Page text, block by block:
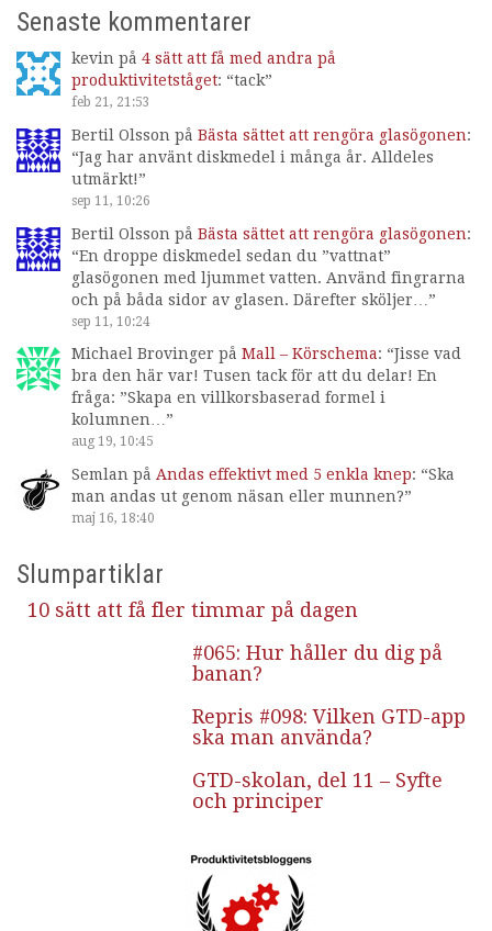
Senaste kommentarer
kevin på 4 sätt att få med andra på
produktivitetståget: “tack”
feb 21, 21:53
Bertil Olsson på Bästa sättet att rengöra glasögonen:
“Jag har använt diskmedel i många år. Alldeles
utmärkt!”
sep 11, 10:26
Bertil Olsson på Bästa sättet att rengöra glasögonen:
“En droppe diskmedel sedan du ”vattnat”
glasögonen med ljummet vatten. Använd fingrarna
och på båda sidor av glasen. Därefter sköljer… ”
sep 11, 10:24
Michael Brovinger på Mall – Körschema: “Jisse vad
bra den här var! Tusen tack för att du delar! En
fråga: ”Skapa en villkorsbaserad formel i
kolumnen…”
aug 19, 10:45
Semlan på Andas effektivt med 5 enkla knep: “Ska
man andas ut genom näsan eller munnen?”
maj 16, 18:40
Slumpartiklar
10 sätt att få fler timmar på dagen
#065: Hur håller du dig på
banan?
Repris #098: Vilken GTD-app
ska man använda?
GTD-skolan, del 11 – Syfte
och principer